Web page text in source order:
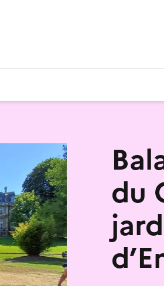
du